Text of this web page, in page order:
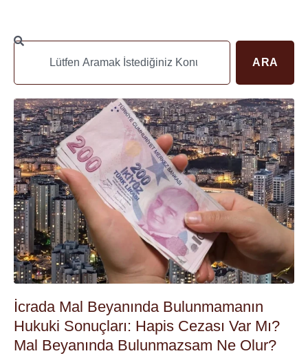
ARA
İcrada Mal Beyanında Bulunmamanın
Hukuki Sonuçları: Hapis Cezası Var Mı?
Mal Beyanında Bulunmazsam Ne Olur?